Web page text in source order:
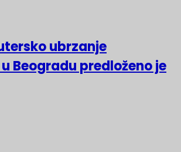
ubrzanje
Beogradu predloženo je